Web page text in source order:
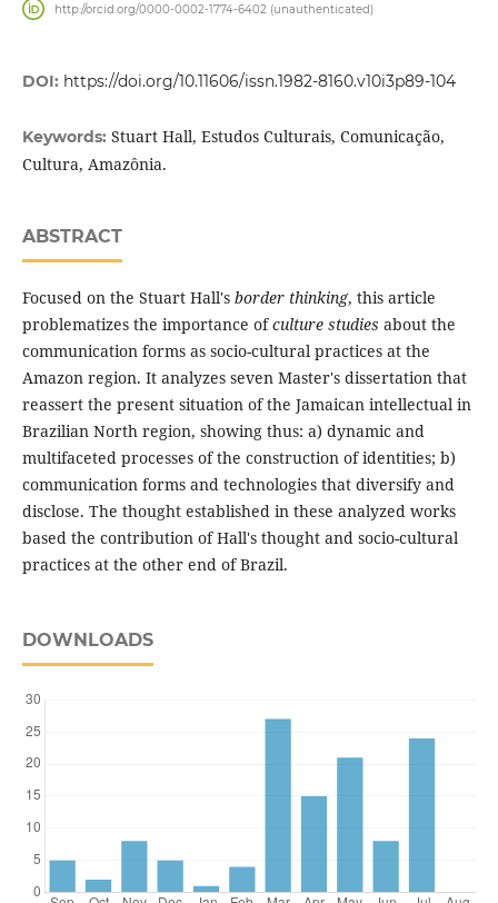
http://orcid.org/0000-0002-1774-6402 (unauthenticated)
DOI: https://doi.org/10.11606/issn.1982-8160.v10i3p89-104
Keywords: Stuart Hall, Estudos Culturais, Comunicação,
Cultura, Amazônia.
ABSTRACT
Focused on the Stuart Hall's border thinking, this article
problematizes the importance ofculture studies about the
communication forms as socio-cultural practices at the
Amazon region. It analyzes seven Master's dissertation that
reassert the present situation of the Ja­maican intellectual in
Brazilian North region, showing thus: a) dynamic and
multifaceted processes of the construction of identities; b)
communication forms and technologies that diversify and
disclose. The thought established in these analyzed works
based the contribu­tion of Hall's thought and socio-cultural
practices at the other end of Brazil.
DOWNLOADS